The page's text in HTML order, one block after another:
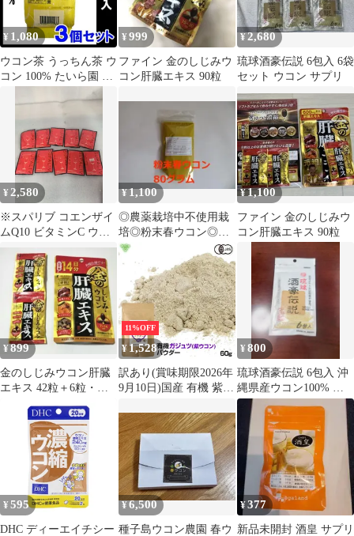
¥ 1,080
ウコン茶 うっちん茶 ウ
コン 100% たいら園 テ
ィーバッグ 2g×10包入×
３個セット ネコポス
¥999
ファイン 金のしじみウ
コン肝臓エキス 90粒
¥2,680
琉球酒豪伝説 6包入 6袋
セット ウコン サプリ
¥ 2,580
※スパリブ コエンザイ
ムQ10 ビタミンC ウコ
ン 肝臓エキス しじみ
オルニチン クルクミン
不使用 3粒 (10袋) ...
6602114 B01B46CANI
X000E5KLWX
¥1,100
◎農薬栽培中不使用栽
培◎粉末春ウコン◎８
０ｇ◎
¥1,100
ファイン 金のしじみウ
コン肝臓エキス 90粒
¥899
金のしじみウコン肝臓
エキス 42粒＋6粒・フ
ァイン
11%OFF
¥ 1,528
訳あり(賞味期限2026年
9月10日)国産 有機 紫ウ
コン パウダー 60g 屋久
島 有機JAS認証 鹿児島
県産 紫うこん 無添加
(メール便送料無料)
¥800
琉球酒豪伝説 6包入 沖
縄県産ウコン100% 粒
状
¥ 595
DHC ディーエイチシー
¥6,500
種子島ウコン農園 春ウ
¥377
新品未開封 酒皇 サプリ